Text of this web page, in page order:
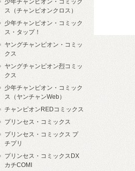
少年チャンピオン・コミック
ス（チャンピオンクロス）
少年チャンピオン・コミック
ス・タップ！
ヤングチャンピオン・コミッ
クス
ヤングチャンピオン烈コミッ
クス
少年チャンピオン・コミック
ス（ヤンチャンWeb）
チャンピオンREDコミックス
プリンセス・コミックス
プリンセス・コミックス プ
チプリ
プリンセス・コミックスDX
カチCOMI